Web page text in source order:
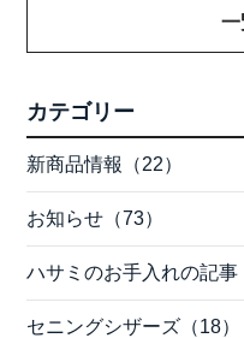
一
カテゴリー
新商品情報（22）
お知らせ（73）
ハサミのお手入れの記事
セニングシザーズ（18）